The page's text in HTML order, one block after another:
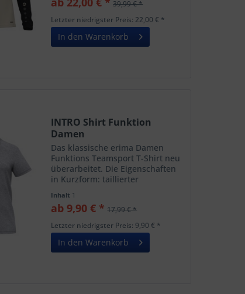
lieferbar bis 202939,99 € *
Letzter niedrigster Preis: 22,00 € *
In den Warenkorb
INTRO Shirt Funktion
Damen
Das klassische erima Damen
Funktions Teamsport T-Shirt neu
überarbeitet. Die Eigenschaften
in Kurzform: taillierter
schnelltrocknendes
Funktionspolyester Klassisch
einfarbiges Design Nachhaltiges
wasserloses Dry...
Inhalt 1
ab 9,90 € * 17,99 € *
Letzter niedrigster Preis: 9,90 € *
In den Warenkorb